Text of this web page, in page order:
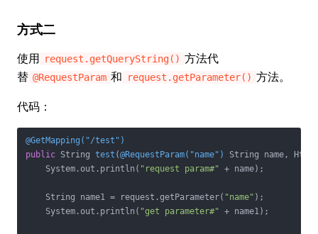
方式二
使用 request.getQueryString() 方法代
替 @RequestParam 和 request.getParameter() 方法。
代码：
@GetMapping("/test")
public String test (@RequestParam("name")
String name,
    System.out.println(
"request param#" + name);
    String name1 = request.getParameter(
"name" );
    System.out.println(
"get parameter#" + name1);